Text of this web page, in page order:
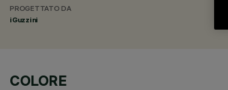
PROGETTATO DA
iGuzzini
COLORE